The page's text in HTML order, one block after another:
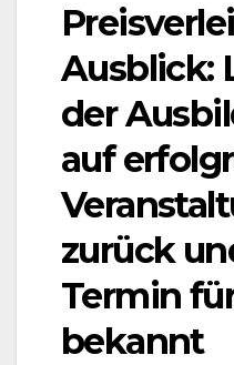
Ausblick:
der
auf
zurück
Termin
bekannt